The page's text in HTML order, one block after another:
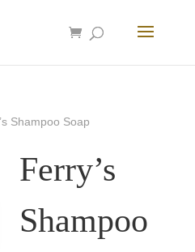
Shampoo Soap
Ferry’s
Shampoo